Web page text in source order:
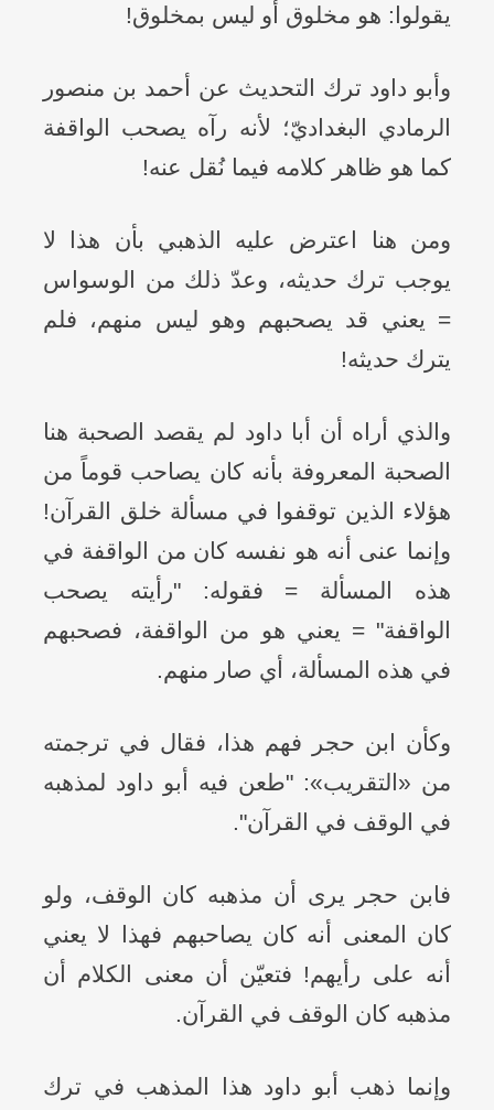
يقولوا: هو مخلوق أو ليس بمخلوق!
وأبو داود ترك التحديث عن أحمد بن منصور
الرمادي البغداديّ؛ لأنه رآه يصحب الواقفة
كما هو ظاهر كلامه فيما نُقل عنه!
ومن هنا اعترض عليه الذهبي بأن هذا لا
يوجب ترك حديثه، وعدّ ذلك من الوسواس
= يعني قد يصحبهم وهو ليس منهم، فلم
يترك حديثه!
والذي أراه أن أبا داود لم يقصد الصحبة هنا
الصحبة المعروفة بأنه كان يصاحب قوماً من
هؤلاء الذين توقفوا في مسألة خلق القرآن!
وإنما عنى أنه هو نفسه كان من الواقفة في
هذه المسألة = فقوله: "رأيته يصحب
الواقفة" = يعني هو من الواقفة، فصحبهم
في هذه المسألة، أي صار منهم.
وكأن ابن حجر فهم هذا، فقال في ترجمته
من «التقريب»: "طعن فيه أبو داود لمذهبه
في الوقف في القرآن".
فابن حجر يرى أن مذهبه كان الوقف، ولو
كان المعنى أنه كان يصاحبهم فهذا لا يعني
أنه على رأيهم! فتعيّن أن معنى الكلام أن
مذهبه كان الوقف في القرآن.
وإنما ذهب أبو داود هذا المذهب في ترك